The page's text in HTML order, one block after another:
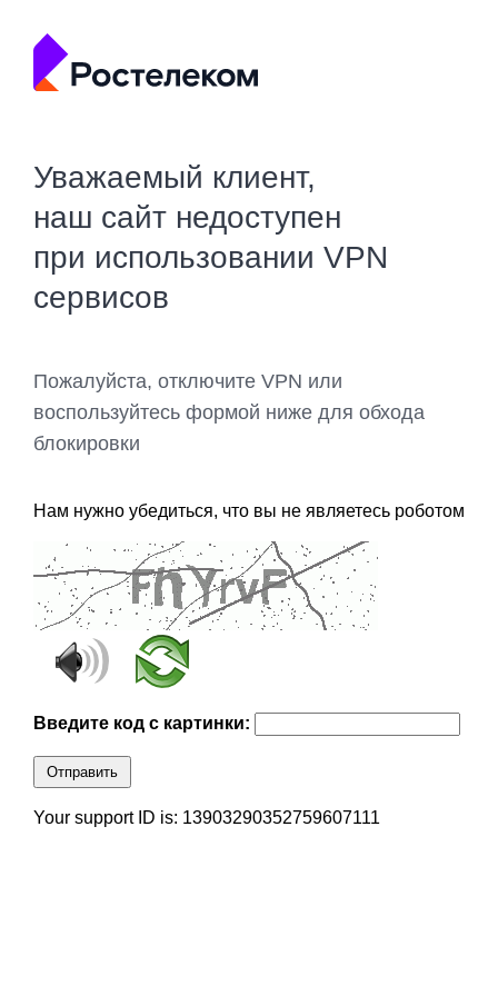
Уважаемый клиент,
наш сайт недоступен
при использовании VPN
сервисов
Пожалуйста, отключите VPN или
воспользуйтесь формой ниже для обхода
блокировки
Нам нужно убедиться, что вы не являетесь роботом
Введите код с картинки:
Отправить
Your support ID is: 13903290352759607111